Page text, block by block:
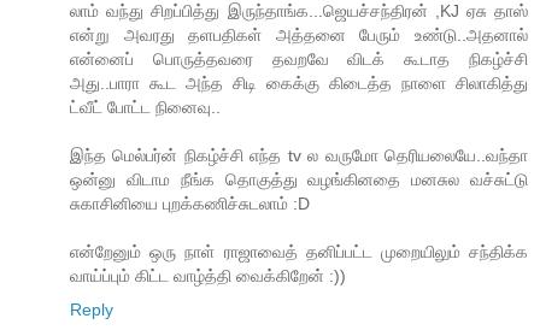
லாம் வந்து சிறப்பித்து இருந்தாங்க...ஜெயச்சந்திரன் ,KJ ஏசு தாஸ்
என்று அவரது தளபதிகள் அத்தனை பேரும் உண்டு..அதனால்
என்னைப் பொருத்தவரை தவறவே விடக் கூடாத நிகழ்ச்சி
அது..பாரா கூட அந்த சிடி கைக்கு கிடைத்த நாளை சிலாகித்து
ட்வீட் போட்ட நினைவு..
இந்த மெல்பர்ன் நிகழ்ச்சி எந்த tv ல வருமோ தெரியலையே..வந்தா
ஒன்னு விடாம நீங்க தொகுத்து வழங்கினதை மனசுல வச்சுட்டு
சுகாசினியை புறக்கணிச்சுடலாம் :D
என்றேனும் ஒரு நாள் ராஜாவைத் தனிப்பட்ட முறையிலும் சந்திக்க
வாய்ப்பும் கிட்ட வாழ்த்தி வைக்கிறேன் :))
Reply